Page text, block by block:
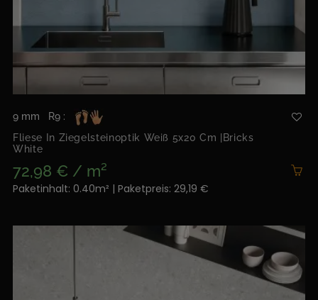
9 mm
R9 :
Fliese In Ziegelsteinoptik Weiß 5x20 Cm |Bricks
White
72,98 € / m²
Paketinhalt: 0.40m² | Paketpreis: 29,19 €